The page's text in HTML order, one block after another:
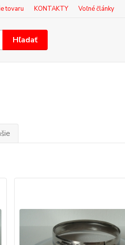
tovaru KONTAKTY Voľné články
Hľadať